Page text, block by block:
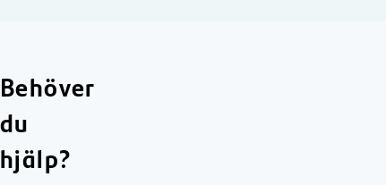
Behöver
du
hjälp?